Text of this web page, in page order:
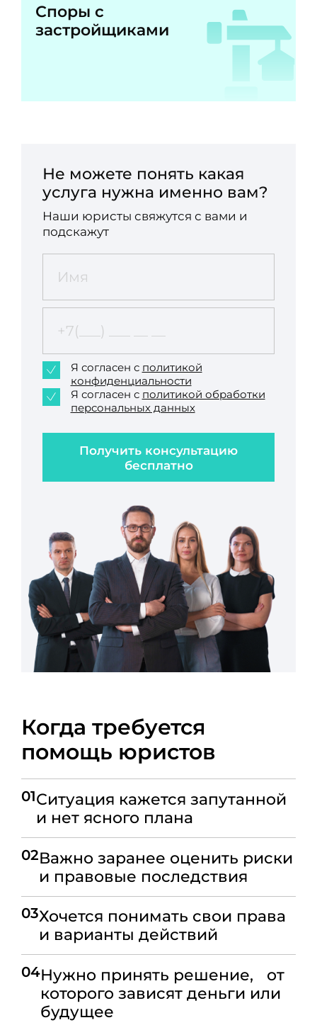
Споры с
застройщиками
Не можете понять какая
услуга нужна именно вам?
Наши юристы свяжутся с вами и
подскажут
Получить консультацию
бесплатно
Я согласен с политикой
конфиденциальности
Я согласен с политикой обработки
персональных данных
Когда требуется
помощь юристов
01Ситуация кажется запутанной
и нет ясного плана
02Важно заранее оценить риски
и правовые последствия
03Хочется понимать свои права
и варианты действий
04Нужно принять решение, от
которого зависят деньги или
будущее